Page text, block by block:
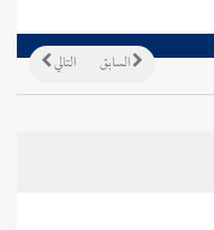
التالي السابق